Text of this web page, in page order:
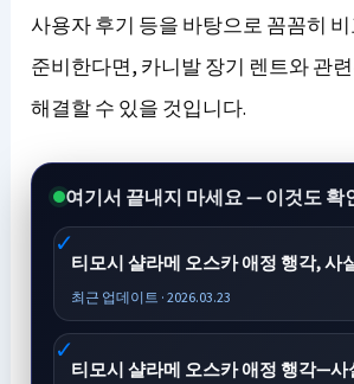
사용자 후기 등을 바탕으로 꼼꼼히
준비한다면, 카니발 장기 렌트와 관
해결할 수 있을 것입니다.
여기서 끝내지 마세요 — 이것도 확
티모시 샬라메 오스카 애정 행각, 사
최근 업데이트 · 2026.03.23
티모시 샬라메 오스카 애정 행각—사